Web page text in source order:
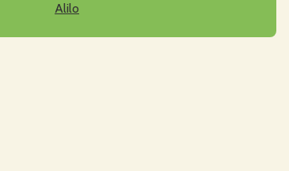
Alilo